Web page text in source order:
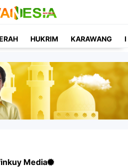
HUKRIM KARAWANG
Media